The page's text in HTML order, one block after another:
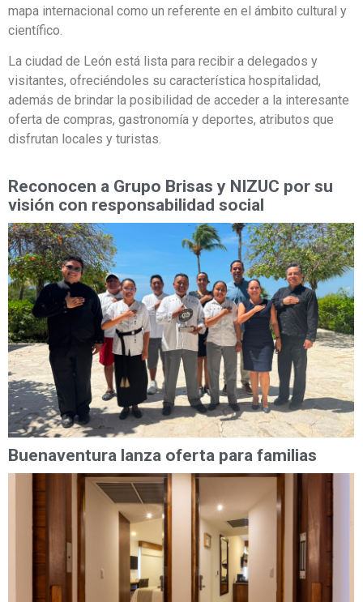
mapa internacional como un referente en el ámbito cultural y
científico.
La ciudad de León está lista para recibir a delegados y
visitantes, ofreciéndoles su característica hospitalidad,
además de brindar la posibilidad de acceder a la interesante
oferta de compras, gastronomía y deportes, atributos que
disfrutan locales y turistas.
Reconocen a Grupo Brisas y NIZUC por su
visión con responsabilidad social
Buenaventura lanza oferta para familias